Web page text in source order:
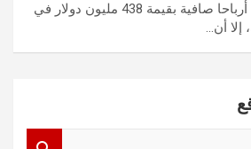
لقد حققت شركة تسلا أرباحا صافية بقيمة 438 مليون دولار في
إلا أن…